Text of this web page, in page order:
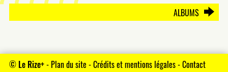
ALBUMS
© Le Rize+- Plan du site -Crédits et mentions légales-Contact